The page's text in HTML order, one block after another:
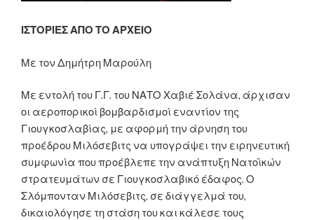
ΙΣΤΟΡΙΕΣ ΑΠΟ ΤΟ ΑΡΧΕΙΟ
Με τον Δημήτρη Μαρούλη
Με εντολή του Γ.Γ. του ΝΑΤΟ Χαβιέ Σολάνα, άρχισαν
οι αεροπορικοί βομβαρδισμοί εναντίον της
Γιουγκοσλαβίας, με αφορμή την άρνηση του
προέδρου Μιλόσεβιτς να υπογράψει την ειρηνευτική
συμφωνία που προέβλεπε την ανάπτυξη Νατοϊκών
στρατευμάτων σε Γιουγκοσλαβικό έδαφος. Ο
Σλόμπονταν Μιλόσεβιτς, σε διάγγελμά του,
δικαιολόγησε τη στάση του και κάλεσε τους